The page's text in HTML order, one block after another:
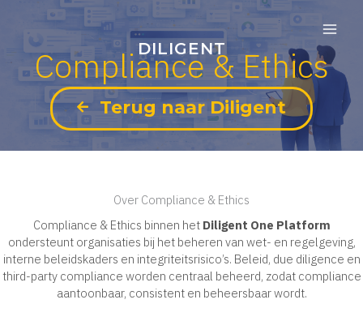
content
DILIGENT
Compliance & Ethics
Terug naar Diligent
Over Compliance & Ethics
Compliance & Ethics binnen het Diligent One Platform
ondersteunt organisaties bij het beheren van wet- en regelgeving,
interne beleidskaders en integriteitsrisico’s. Beleid, due diligence en
third-party compliance worden centraal beheerd, zodat compliance
aantoonbaar, consistent en beheersbaar wordt.